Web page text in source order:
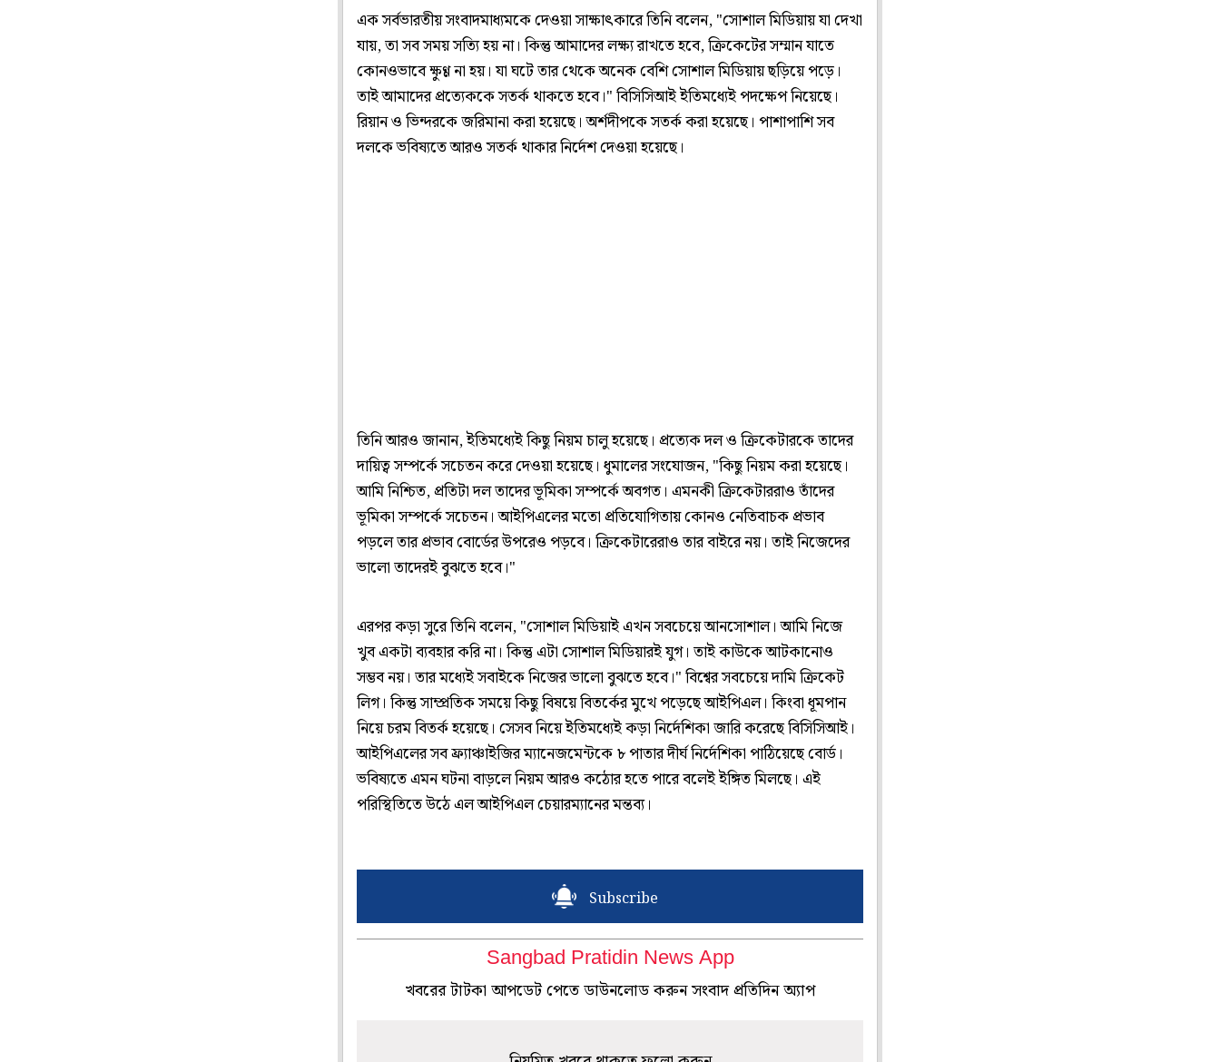
এক সর্বভারতীয় সংবাদমাধ্যমকে দেওয়া সাক্ষাৎকারে তিনি বলেন, "সোশাল মিডিয়ায় যা দেখা
যায়, তা সব সময় সত্যি হয় না। কিন্তু আমাদের লক্ষ্য রাখতে হবে, ক্রিকেটের সম্মান যাতে
কোনওভাবে ক্ষুণ্ণ না হয়। যা ঘটে তার থেকে অনেক বেশি সোশাল মিডিয়ায় ছড়িয়ে পড়ে।
তাই আমাদের প্রত্যেককে সতর্ক থাকতে হবে।" বিসিসিআই ইতিমধ্যেই পদক্ষেপ নিয়েছে।
রিয়ান ও ভিন্দরকে জরিমানা করা হয়েছে। অর্শদীপকে সতর্ক করা হয়েছে। পাশাপাশি সব
দলকে ভবিষ্যতে আরও সতর্ক থাকার নির্দেশ দেওয়া হয়েছে।
তিনি আরও জানান, ইতিমধ্যেই কিছু নিয়ম চালু হয়েছে। প্রত্যেক দল ও ক্রিকেটারকে তাদের
দায়িত্ব সম্পর্কে সচেতন করে দেওয়া হয়েছে। ধুমালের সংযোজন, "কিছু নিয়ম করা হয়েছে।
আমি নিশ্চিত, প্রতিটা দল তাদের ভূমিকা সম্পর্কে অবগত। এমনকী ক্রিকেটাররাও তাঁদের
ভূমিকা সম্পর্কে সচেতন। আইপিএলের মতো প্রতিযোগিতায় কোনও নেতিবাচক প্রভাব
পড়লে তার প্রভাব বোর্ডের উপরেও পড়বে। ক্রিকেটারেরাও তার বাইরে নয়। তাই নিজেদের
ভালো তাদেরই বুঝতে হবে।"
এরপর কড়া সুরে তিনি বলেন, "সোশাল মিডিয়াই এখন সবচেয়ে আনসোশাল। আমি নিজে
খুব একটা ব্যবহার করি না। কিন্তু এটা সোশাল মিডিয়ারই যুগ। তাই কাউকে আটকানোও
সম্ভব নয়। তার মধ্যেই সবাইকে নিজের ভালো বুঝতে হবে।" বিশ্বের সবচেয়ে দামি ক্রিকেট
লিগ। কিন্তু সাম্প্রতিক সময়ে কিছু বিষয়ে বিতর্কের মুখে পড়েছে আইপিএল। কিংবা ধূমপান
নিয়ে চরম বিতর্ক হয়েছে। সেসব নিয়ে ইতিমধ্যেই কড়া নির্দেশিকা জারি করেছে বিসিসিআই।
আইপিএলের সব ফ্র্যাঞ্চাইজির ম্যানেজমেন্টকে ৮ পাতার দীর্ঘ নির্দেশিকা পাঠিয়েছে বোর্ড।
ভবিষ্যতে এমন ঘটনা বাড়লে নিয়ম আরও কঠোর হতে পারে বলেই ইঙ্গিত মিলছে। এই
পরিস্থিতিতে উঠে এল আইপিএল চেয়ারম্যানের মন্তব্য।
Subscribe
Sangbad Pratidin News App
খবরের টাটকা আপডেট পেতে ডাউনলোড করুন সংবাদ প্রতিদিন অ্যাপ